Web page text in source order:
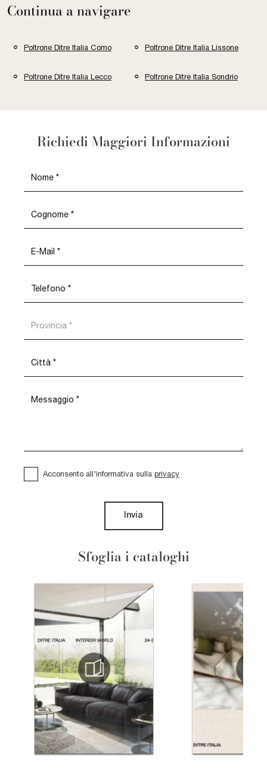
Continua a navigare
Poltrone Ditre Italia Como Poltrone Ditre Italia Lissone
Poltrone Ditre Italia Lecco Poltrone Ditre Italia Sondrio
Sfoglia i cataloghi
Richiedi Maggiori Informazioni
Acconsento all'informativa sulla privacy
Invia